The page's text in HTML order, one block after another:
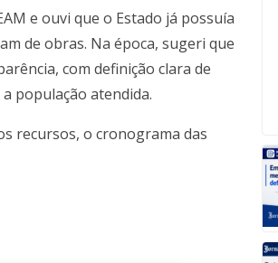
e ouvi que o Estado já possuía
de obras. Na época, sugeri que
com definição clara de
população atendida.
recursos, o cronograma das